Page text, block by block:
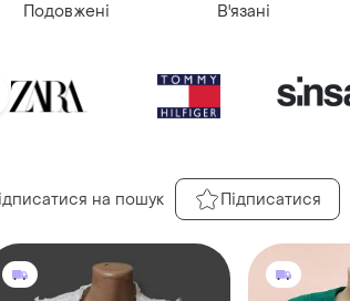
Подовжені В'язані
на пошук Підписатися